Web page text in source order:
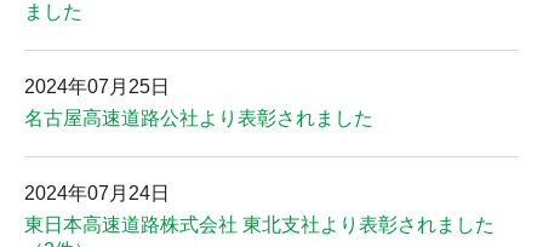
ました
2024年07月25日
名古屋高速道路公社より表彰されました
2024年07月24日
東日本高速道路株式会社 東北支社より表彰されました